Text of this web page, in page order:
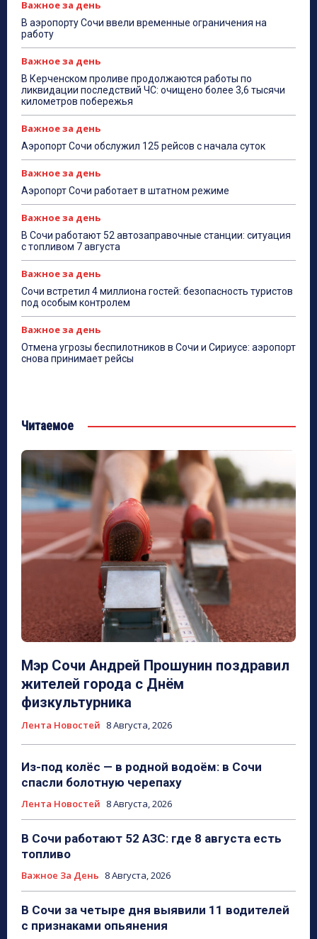
Важное за день
В аэропорту Сочи ввели временные ограничения на
работу
Важное за день
В Керченском проливе продолжаются работы по
ликвидации последствий ЧС: очищено более 3,6 тысячи
километров побережья
Важное за день
Аэропорт Сочи обслужил 125 рейсов с начала суток
Важное за день
Аэропорт Сочи работает в штатном режиме
Важное за день
В Сочи работают 52 автозаправочные станции: ситуация
с топливом 7 августа
Важное за день
Сочи встретил 4 миллиона гостей: безопасность туристов
под особым контролем
Важное за день
Отмена угрозы беспилотников в Сочи и Сириусе: аэропорт
снова принимает рейсы
Читаемое
Мэр Сочи Андрей Прошунин поздравил
жителей города с Днём
физкультурника
Лента Новостей 8 Августа, 2026
Из-под колёс — в родной водоём: в Сочи
спасли болотную черепаху
Лента Новостей 8 Августа, 2026
В Сочи работают 52 АЗС: где 8 августа есть
топливо
Важное За День 8 Августа, 2026
В Сочи за четыре дня выявили 11 водителей
с признаками опьянения